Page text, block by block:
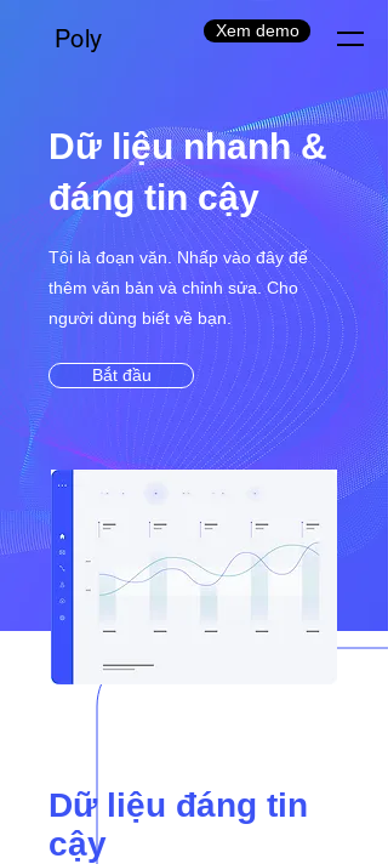
Poly Xem demo
Dữ liệu nhanh &
đáng tin cậy
Tôi là đoạn văn. Nhấp vào đây để
thêm văn bản và chỉnh sửa. Cho
người dùng biết về bạn.
Bắt đầu
Dữ liệu đáng tin
cậy